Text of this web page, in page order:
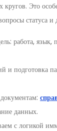
кругов. Это
статуса и
работа, язык,
и подготовка
данных.
с логикой